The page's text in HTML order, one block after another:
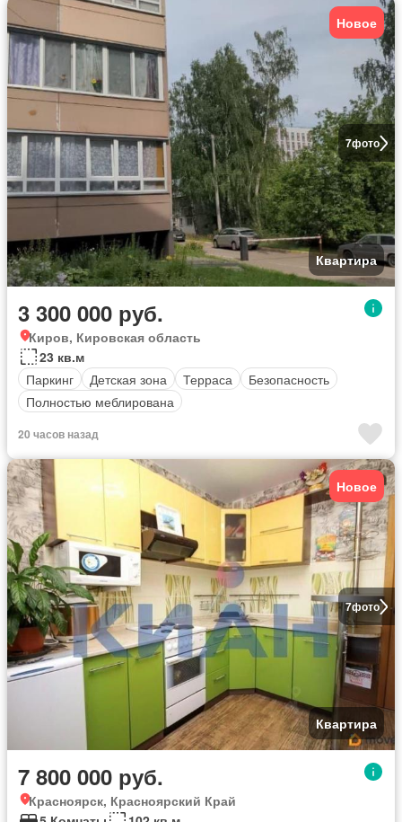
7фото
Новое
Квартира
3 300 000 руб.
Киров, Кировская область
23 кв.м
Паркинг
Детская зона Терраса
Безопасность
Полностью меблирована
20 часов назад
7фото
Новое
Квартира
7 800 000 руб.
Красноярск, Красноярский Край